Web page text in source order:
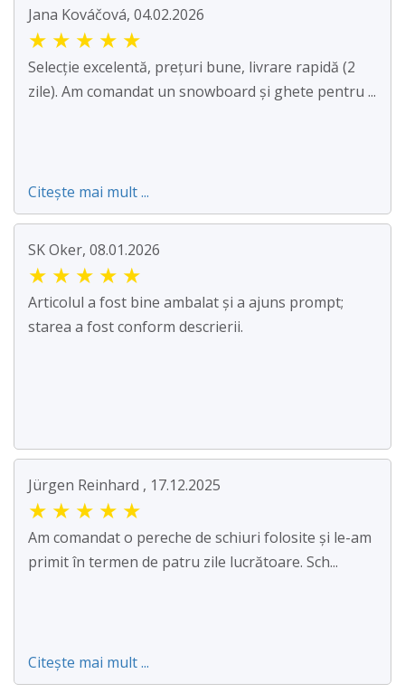
Jana Kováčová, 04.02.2026
★ ★ ★ ★ ★
Selecție excelentă, prețuri bune, livrare rapidă (2
zile). Am comandat un snowboard și ghete pentru ...
Citește mai mult ...
SK Oker, 08.01.2026
★ ★ ★ ★ ★
Articolul a fost bine ambalat și a ajuns prompt;
starea a fost conform descrierii.
Jürgen Reinhard , 17.12.2025
★ ★ ★ ★ ★
Am comandat o pereche de schiuri folosite și le-am
primit în termen de patru zile lucrătoare. Sch...
Citește mai mult ...